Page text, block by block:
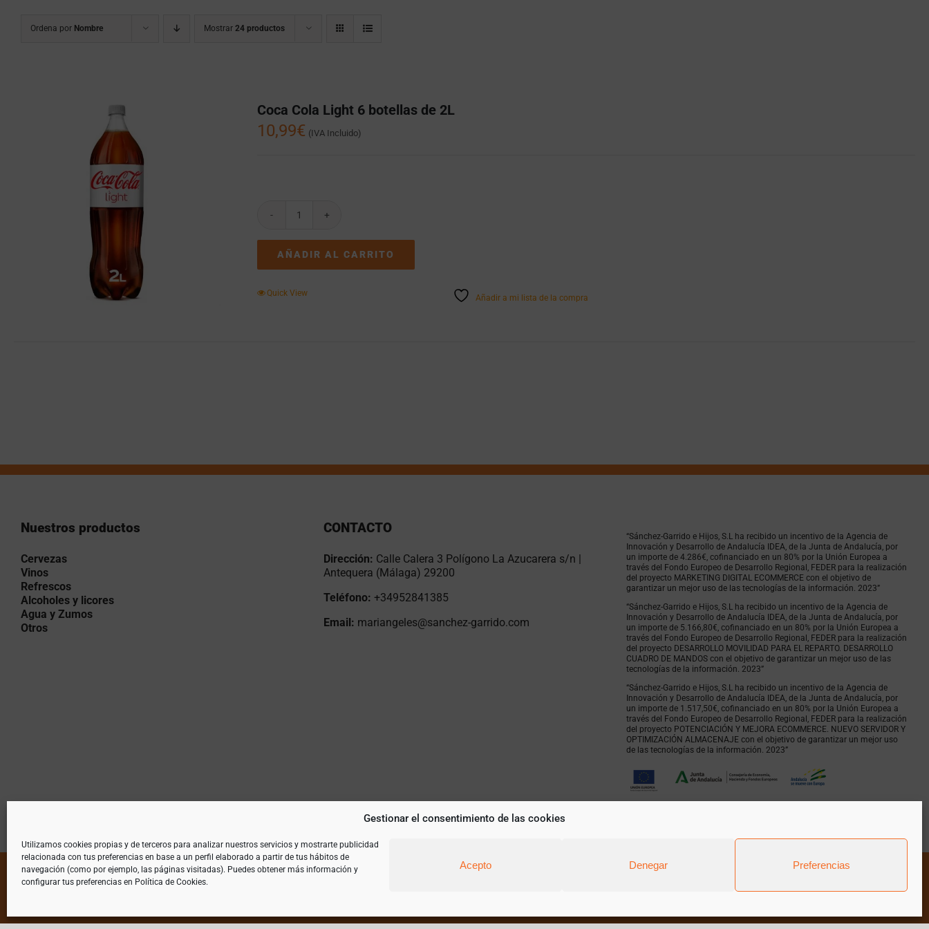
Gestionar el consentimiento de las cookies
Utilizamos cookies propias y de terceros para analizar nuestros servicios y mostrarte publicidad
relacionada con tus preferencias en base a un perfil elaborado a partir de tus hábitos de
navegación (como por ejemplo, las páginas visitadas). Puedes obtener más información y
configurar tus preferencias en Política de Cookies.
Acepto Denegar Preferencias
Ordena por Nombre Mostrar 24 productos
Coca Cola Light 6 botellas de 2L
10,99€ (IVA Incluido)
Coca
Light
6
de
AÑADIR AL CARRITO
Quick View Añadir a mi lista de la compra
Nuestros productos
Cervezas
Vinos
Refrescos
Alcoholes y licores
Agua y Zumos
Otros
CONTACTO
Dirección: Calle Calera 3 Polígono La Azucarera s/n |
Antequera (Málaga) 29200
Teléfono: +34952841385
Email: mariangeles@sanchez-garrido.com
“Sánchez-Garrido e Hijos, S.L ha recibido un incentivo de la Agencia de
Innovación y Desarrollo de Andalucía IDEA, de la Junta de Andalucía, por
un importe de 4.286€, cofinanciado en un 80% por la Unión Europea a
través del Fondo Europeo de Desarrollo Regional, FEDER para la realización
del proyecto MARKETING DIGITAL ECOMMERCE con el objetivo de
garantizar un mejor uso de las tecnologías de la información. 2023”
“Sánchez-Garrido e Hijos, S.L ha recibido un incentivo de la Agencia de
Innovación y Desarrollo de Andalucía IDEA, de la Junta de Andalucía, por
un importe de 5.166,80€, cofinanciado en un 80% por la Unión Europea a
través del Fondo Europeo de Desarrollo Regional, FEDER para la realización
del proyecto DESARROLLO MOVILIDAD PARA EL REPARTO. DESARROLLO
CUADRO DE MANDOS con el objetivo de garantizar un mejor uso de las
tecnologías de la información. 2023”
“Sánchez-Garrido e Hijos, S.L ha recibido un incentivo de la Agencia de
Innovación y Desarrollo de Andalucía IDEA, de la Junta de Andalucía, por
un importe de 1.517,50€, cofinanciado en un 80% por la Unión Europea a
través del Fondo Europeo de Desarrollo Regional, FEDER para la realización
del proyecto POTENCIACIÓN Y MEJORA ECOMMERCE. NUEVO SERVIDOR Y
OPTIMIZACIÓN ALMACENAJE con el objetivo de garantizar un mejor uso
de las tecnologías de la información. 2023”
Política de privacidad|Cookies